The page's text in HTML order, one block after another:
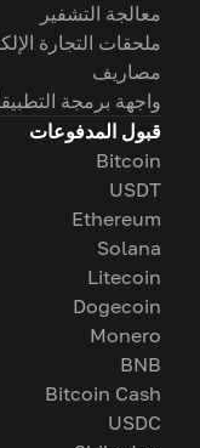
معالجة التشفير
ملحقات التجارة
مصاريف
واجهة برمجة
قبول المدفوعات
Bitcoin
USDT
Ethereum
Solana
Litecoin
Dogecoin
Monero
BNB
Bitcoin Cash
USDC